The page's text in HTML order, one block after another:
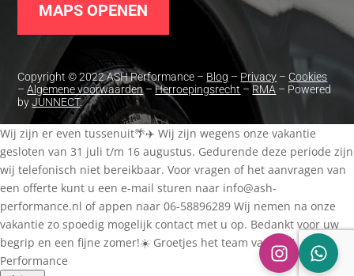
MAPS OPENEN
Copyright © 2022 ASH Performance – Blog – Privacy – Cookies
–Algemene voorwaarden–Herroepingsrecht –RMA – Powered
byJUNNECT.
Wij zijn er even tussenuit🌴✈️ Wij zijn wegens onze vakantie
gesloten van 31 juli t/m 16 augustus. Gedurende deze periode zijn
wij telefonisch niet bereikbaar. Voor vragen of het aanvragen van
een offerte kunt u een e-mail sturen naar info@ash-
performance.nl of appen naar 06-58896289 Wij nemen na onze
vakantie zo spoedig mogelijk contact met u op. Bedankt voor uw
begrip en een fijne zomer!☀️ Groetjes het team van ASH
Performance